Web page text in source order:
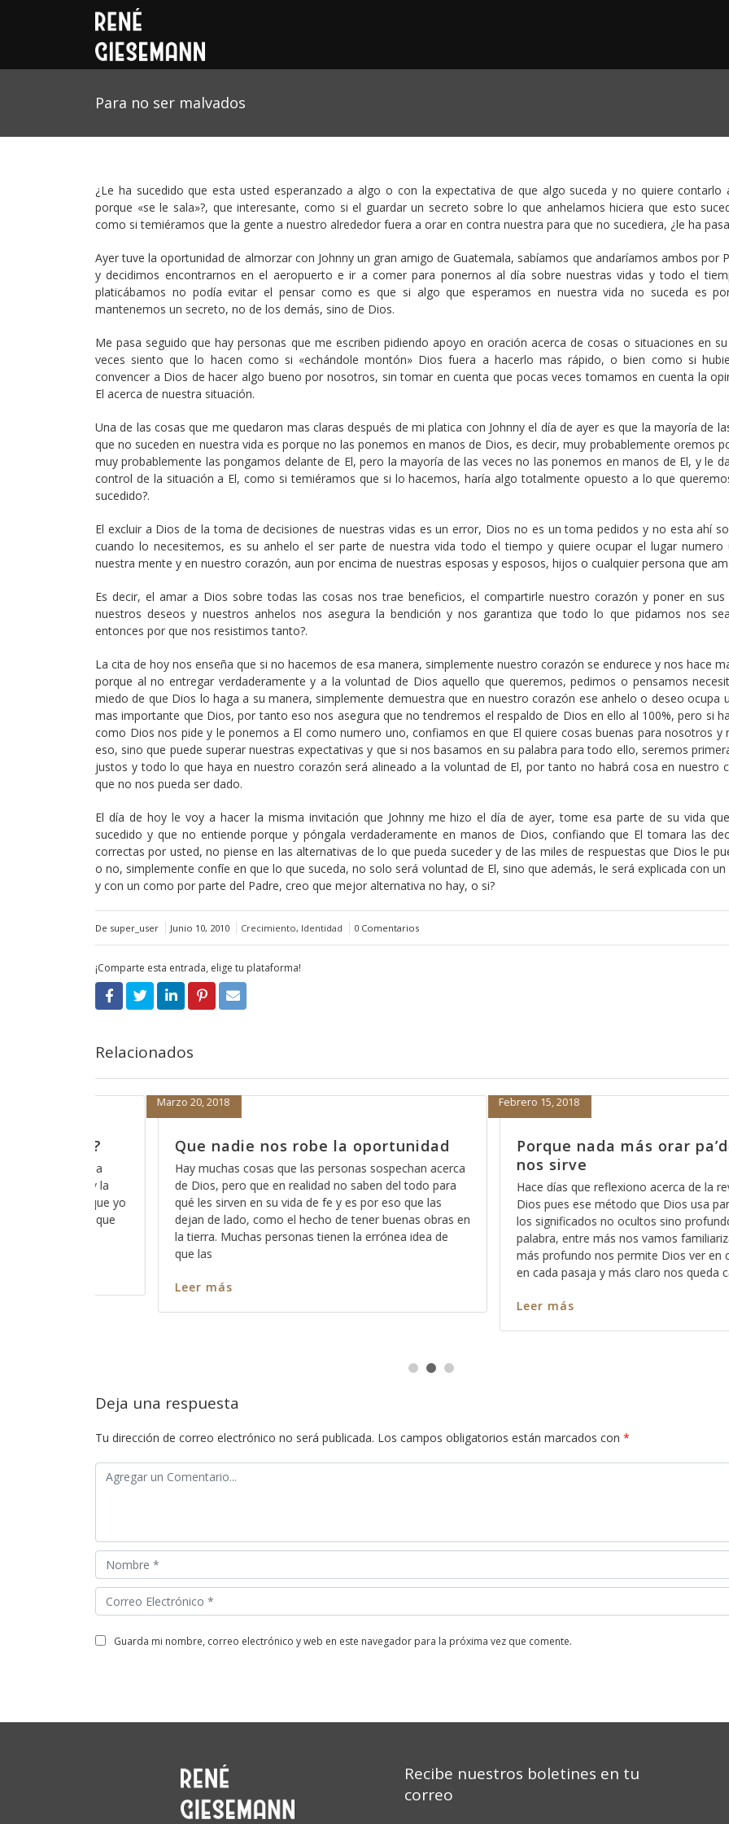
Para no ser malvados
¿Le ha sucedido que esta usted esperanzado a algo o con la expectativa de que algo suceda y no quiere contarlo
porque «se le sala»?, que interesante, como si el guardar un secreto sobre lo que anhelamos hiciera que esto
como si temiéramos que la gente a nuestro alrededor fuera a orar en contra nuestra para que no sucediera, ¿le ha
Ayer tuve la oportunidad de almorzar con Johnny un gran amigo de Guatemala, sabíamos que andaríamos ambos por
y decidimos encontrarnos en el aeropuerto e ir a comer para ponernos al día sobre nuestras vidas y todo el
platicábamos no podía evitar el pensar como es que si algo que esperamos en nuestra vida no suceda es
mantenemos un secreto, no de los demás, sino de Dios.
Me pasa seguido que hay personas que me escriben pidiendo apoyo en oración acerca de cosas o situaciones en
veces siento que lo hacen como si «echándole montón» Dios fuera a hacerlo mas rápido, o bien como si
convencer a Dios de hacer algo bueno por nosotros, sin tomar en cuenta que pocas veces tomamos en cuenta la
El acerca de nuestra situación.
Una de las cosas que me quedaron mas claras después de mi platica con Johnny el día de ayer es que la mayoría de
que no suceden en nuestra vida es porque no las ponemos en manos de Dios, es decir, muy probablemente oremos
muy probablemente las pongamos delante de El, pero la mayoría de las veces no las ponemos en manos de El, y le
control de la situación a El, como si temiéramos que si lo hacemos, haría algo totalmente opuesto a lo que
sucedido?.
El excluir a Dios de la toma de decisiones de nuestras vidas es un error, Dios no es un toma pedidos y no esta ahí
cuando lo necesitemos, es su anhelo el ser parte de nuestra vida todo el tiempo y quiere ocupar el lugar numero
nuestra mente y en nuestro corazón, aun por encima de nuestras esposas y esposos, hijos o cualquier persona que
Es decir, el amar a Dios sobre todas las cosas nos trae beneficios, el compartirle nuestro corazón y poner en sus
nuestros deseos y nuestros anhelos nos asegura la bendición y nos garantiza que todo lo que pidamos nos
entonces por que nos resistimos tanto?.
La cita de hoy nos enseña que si no hacemos de esa manera, simplemente nuestro corazón se endurece y nos hace
porque al no entregar verdaderamente y a la voluntad de Dios aquello que queremos, pedimos o pensamos
miedo de que Dios lo haga a su manera, simplemente demuestra que en nuestro corazón ese anhelo o deseo ocupa
mas importante que Dios, por tanto eso nos asegura que no tendremos el respaldo de Dios en ello al 100%, pero si
como Dios nos pide y le ponemos a El como numero uno, confiamos en que El quiere cosas buenas para nosotros y
eso, sino que puede superar nuestras expectativas y que si nos basamos en su palabra para todo ello, seremos
justos y todo lo que haya en nuestro corazón será alineado a la voluntad de El, por tanto no habrá cosa en nuestro
que no nos pueda ser dado.
El día de hoy le voy a hacer la misma invitación que Johnny me hizo el día de ayer, tome esa parte de su vida
sucedido y que no entiende porque y póngala verdaderamente en manos de Dios, confiando que El tomara las
correctas por usted, no piense en las alternativas de lo que pueda suceder y de las miles de respuestas que Dios le
o no, simplemente confíe en que lo que suceda, no solo será voluntad de El, sino que además, le será explicada con un
y con un como por parte del Padre, creo que mejor alternativa no hay, o si?
De super_user Junio 10, 2010 Crecimiento, Identidad 0 Comentarios
¡Comparte esta entrada, elige tu plataforma!
Relacionados
la oportunidad
sospechan acerca
no saben del todo para
fe y es por eso que las
de tener buenas obras en
Porque nada más orar pa’dentro no
nos sirve
Febrero 15, 2018
Hace días que reflexiono acerca de la revelación de
Dios pues ese método que Dios usa para mostrarnos
los significados no ocultos sino profundos de la
palabra, entre más nos vamos familiarizando con ella,
más profundo nos permite Dios ver en cada versículo y
Porque no es una
porque es inevitable
Febrero 14, 2018
Por alguna razón cuando
Dios, antes de que venga a
estar con Dios, nos asalta el
nuestro pecado y vemos difícil el
vemos difícil el hecho de estar a la
situación como para ser aceptos
Leer más
Deja una respuesta
Tu dirección de correo electrónico no será publicada. Los campos obligatorios están marcados con *
guarda mi nombre, correo electrónico y web en este navegador para la próxima vez que comente.
Recibe nuestros boletines en tu
correo